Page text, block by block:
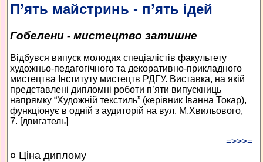
П’ять майстринь - п’ять ідей
Гобелени - мистецтво затишне
Відбувся випуск молодих спеціалістів факультету
художньо-педагогічного та декоративно-прикладного
мистецтва Інституту мистецтв РДГУ. Виставка, на якій
представлені дипломні роботи п’яти випускниць
напрямку “Художній текстиль” (керівник Іванна Токар),
функціонує в одній з аудиторій на вул. М.Хвильового,
7. [двигатель]
=>>>=
¤ Ціна диплому